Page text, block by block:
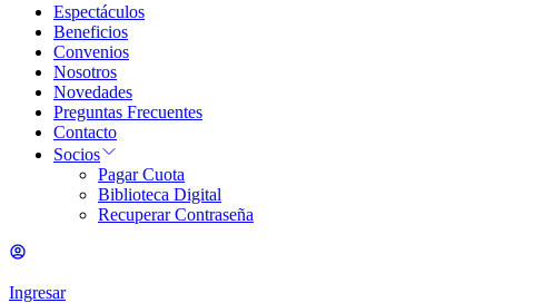
Espectáculos
Beneficios
Convenios
Nosotros
Novedades
Preguntas Frecuentes
Contacto
Socios
Pagar Cuota
Biblioteca Digital
Recuperar Contraseña
Ingresar